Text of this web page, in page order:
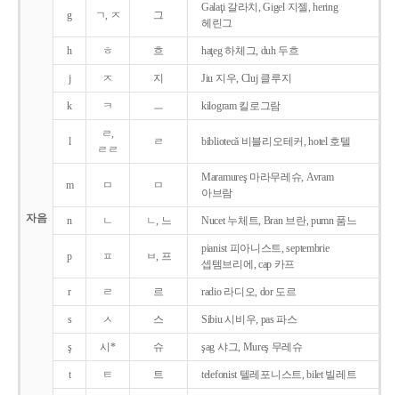
자음
g ㄱ, ㅈ 그
Galaţi 갈라치, Gigel 지젤, hering
헤린그
h ㅎ 흐 haţeg 하체그, duh 두흐
j ㅈ 지 Jiu 지우, Cluj 클루지
k ㅋ ㅡ kilogram 킬로그람
l
ㄹ,
ㄹㄹ
ㄹ bibliotecǎ 비블리오테커, hotel 호텔
m ㅁ ㅁ
Maramureş 마라무레슈, Avram
아브람
n ㄴ ㄴ, 느 Nucet 누체트, Bran 브란, pumn 품느
p ㅍ ㅂ, 프
pianist 피아니스트, septembrie
셉템브리에, cap 카프
r ㄹ 르 radio 라디오, dor 도르
s ㅅ 스 Sibiu 시비우, pas 파스
ş 시* 슈 şag 샤그, Mureş 무레슈
t ㅌ 트 telefonist 텔레포니스트, bilet 빌레트